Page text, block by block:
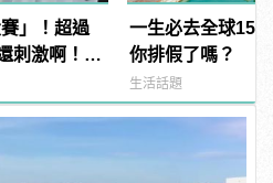
」！超過
刺激啊！ |
一生必去全球15
你排假了嗎？
生活話題